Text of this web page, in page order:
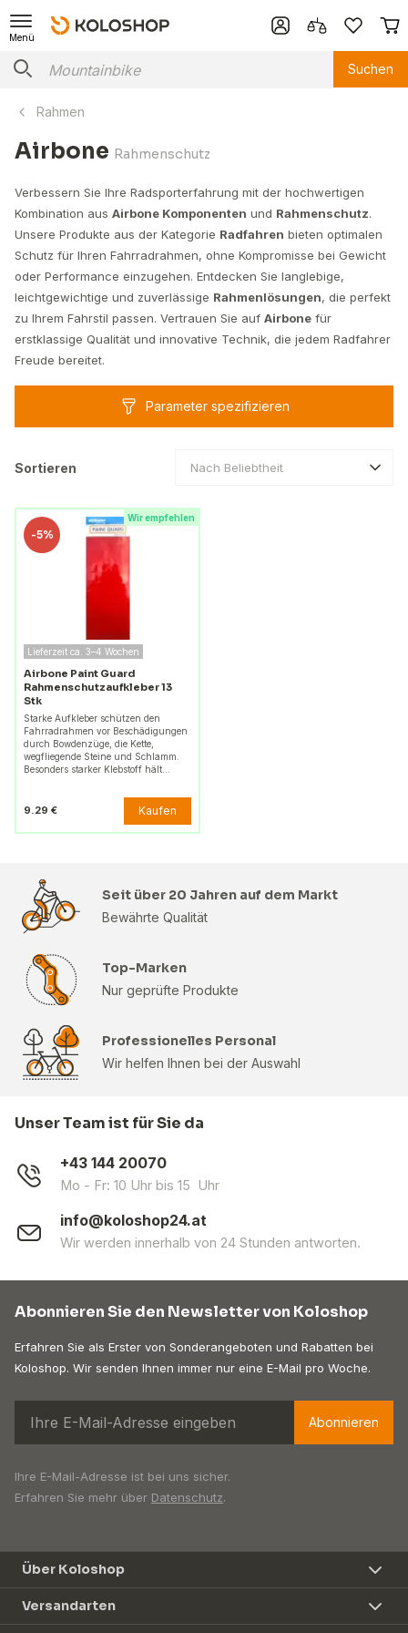
Menü
Suchen
Rahmen
Airbone Rahmenschutz
Verbessern Sie Ihre Radsporterfahrung mit der hochwertigen
Kombination aus Airbone Komponenten und Rahmenschutz.
Unsere Produkte aus der Kategorie Radfahren bieten optimalen
Schutz für Ihren Fahrradrahmen, ohne Kompromisse bei Gewicht
oder Performance einzugehen. Entdecken Sie langlebige,
leichtgewichtige und zuverlässige Rahmenlösungen, die perfekt
zu Ihrem Fahrstil passen. Vertrauen Sie auf Airbone für
erstklassige Qualität und innovative Technik, die jedem Radfahrer
Freude bereitet.
Parameter spezifizieren
Sortieren Nach Beliebtheit
Wir empfehlen
-5%
Lieferzeit ca. 3–4 Wochen
Airbone Paint Guard
Rahmenschutzaufkleber 13
Stk
Starke Aufkleber schützen den
Fahrradrahmen vor Beschädigungen
durch Bowdenzüge, die Kette,
wegfliegende Steine und Schlamm.
Besonders starker Klebstoff hält…
9.29 € Kaufen
Seit über 20 Jahren auf dem Markt
Bewährte Qualität
Top-Marken
Nur geprüfte Produkte
Professionelles Personal
Wir helfen Ihnen bei der Auswahl
Unser Team ist für Sie da
+43 144 20070
Mo - Fr: 10 Uhr bis 15 Uhr
info@koloshop24.at
Wir werden innerhalb von 24 Stunden antworten.
Abonnieren Sie den Newsletter von Koloshop
Erfahren Sie als Erster von Sonderangeboten und Rabatten bei
Koloshop. Wir senden Ihnen immer nur eine E-Mail pro Woche.
Abonnieren
Ihre E-Mail-Adresse ist bei uns sicher.
Erfahren Sie mehr über Datenschutz.
Über Koloshop
Versandarten